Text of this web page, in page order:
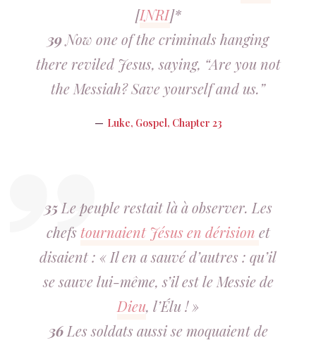
[INRI]*
39 Now one of the criminals hanging
there reviled Jesus, saying, “Are you not
the Messiah? Save yourself and us.”
Luke, Gospel, Chapter 23
35Le peuple restait là à observer. Les
chefstournaient Jésus en dérision et
disaient : « Il en a sauvé d’autres : qu’il
se sauve lui-même, s’il est le Messie de
Dieu, l’Élu ! »
36Les soldats aussi se moquaient de